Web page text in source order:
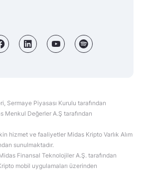
Sermaye Piyasası Kurulu tarafından
Menkul Değerler A.Ş tarafından
hizmet ve faaliyetler Midas Kripto Varlık Alım
sunulmaktadır.
Finansal Teknolojiler A.Ş. tarafından
mobil uygulamaları üzerinden